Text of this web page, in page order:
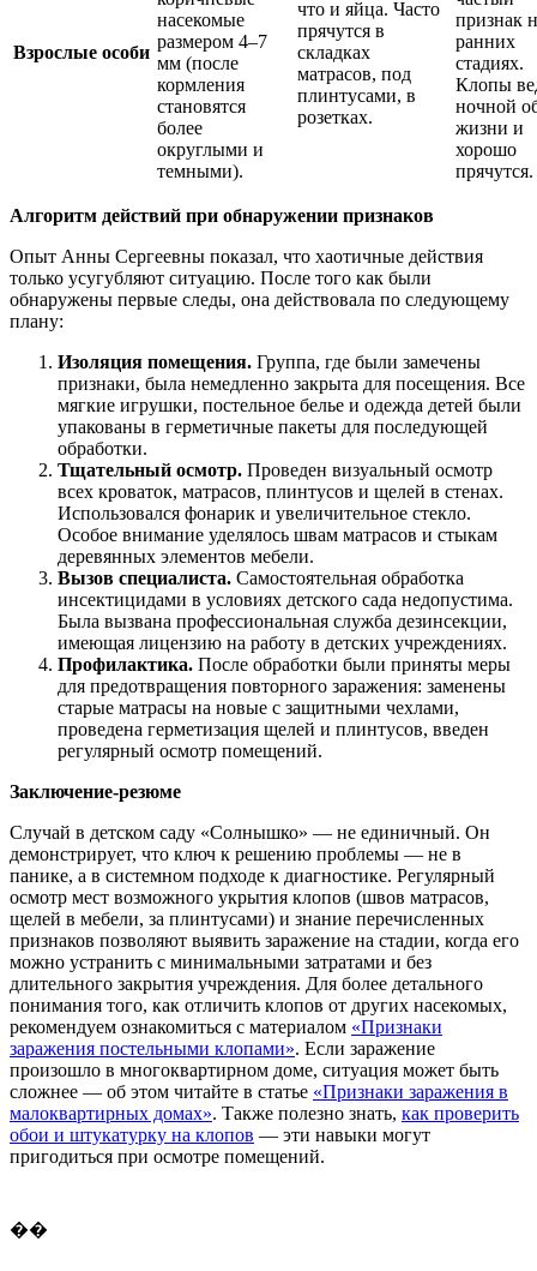
Взрослые особи
насекомые
размером 4–7
мм (после
кормления
становятся
более
округлыми и
темными).
что и яйца. Часто
прячутся в
складках
матрасов, под
плинтусами, в
розетках.
признак
ранних
стадиях.
Клопы
ночной
жизни и
хорошо
прячутся.
Алгоритм действий при обнаружении признаков
Опыт Анны Сергеевны показал, что хаотичные действия
только усугубляют ситуацию. После того как были
обнаружены первые следы, она действовала по следующему
плану:
Изоляция помещения. Группа, где были замечены
признаки, была немедленно закрыта для посещения. Все
мягкие игрушки, постельное белье и одежда детей были
упакованы в герметичные пакеты для последующей
обработки.
Тщательный осмотр. Проведен визуальный осмотр
всех кроваток, матрасов, плинтусов и щелей в стенах.
Использовался фонарик и увеличительное стекло.
Особое внимание уделялось швам матрасов и стыкам
деревянных элементов мебели.
Вызов специалиста. Самостоятельная обработка
инсектицидами в условиях детского сада недопустима.
Была вызвана профессиональная служба дезинсекции,
имеющая лицензию на работу в детских учреждениях.
Профилактика. После обработки были приняты меры
для предотвращения повторного заражения: заменены
старые матрасы на новые с защитными чехлами,
проведена герметизация щелей и плинтусов, введен
регулярный осмотр помещений.
Заключение-резюме
Случай в детском саду «Солнышко» — не единичный. Он
демонстрирует, что ключ к решению проблемы — не в
панике, а в системном подходе к диагностике. Регулярный
осмотр мест возможного укрытия клопов (швов матрасов,
щелей в мебели, за плинтусами) и знание перечисленных
признаков позволяют выявить заражение на стадии, когда его
можно устранить с минимальными затратами и без
длительного закрытия учреждения. Для более детального
понимания того, как отличить клопов от других насекомых,
рекомендуем ознакомиться с материалом «Признаки
заражения постельными клопами». Если заражение
произошло в многоквартирном доме, ситуация может быть
сложнее — об этом читайте в статье «Признаки заражения в
малоквартирных домах». Также полезно знать, как проверить
обои и штукатурку на клопов — эти навыки могут
пригодиться при осмотре помещений.
��